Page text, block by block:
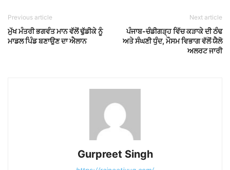
Previous article
ਮੁੱਖ ਮੰਤਰੀ ਭਗਵੰਤ ਮਾਨ ਵੱਲੋਂ ਢੁੱਡੀਕੇ ਨੂੰ
ਮਾਡਲ ਪਿੰਡ ਬਣਾਉਣ ਦਾ ਐਲਾਨ
Next article
ਪੰਜਾਬ-ਚੰਡੀਗੜ੍ਹ ਵਿੱਚ ਕੜਾਕੇ ਦੀ ਠੰਢ
ਅਤੇ ਸੰਘਣੀ ਧੁੰਦ, ਮੌਸਮ ਵਿਭਾਗ ਵੱਲੋਂ ਯੈਲੋ
ਅਲਰਟ ਜਾਰੀ
Gurpreet Singh